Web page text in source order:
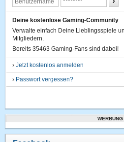
Deine kostenlose Gaming-Community
Verwalte einfach Deine Lieblingsspiele
Mitgliedern.
Bereits 35463 Gaming-Fans sind dabei!
›Jetzt kostenlos anmelden
› Passwort vergessen?
WERBUNG